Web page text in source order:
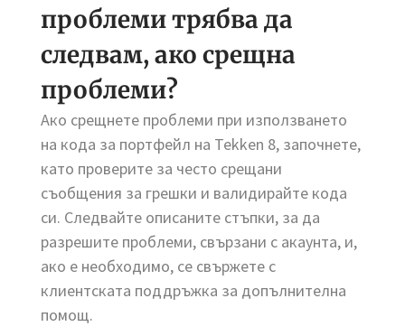
проблеми трябва да
следвам, ако срещна
проблеми?
Ако срещнете проблеми при използването
на кода за портфейл на Tekken 8, започнете,
като проверите за често срещани
съобщения за грешки и валидирайте кода
си. Следвайте описаните стъпки, за да
разрешите проблеми, свързани с акаунта, и,
ако е необходимо, се свържете с
клиентската поддръжка за допълнителна
помощ.